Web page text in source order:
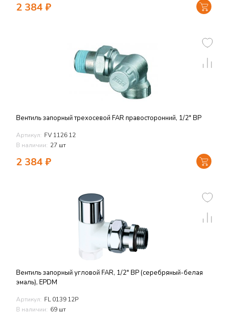
2 384₽
Вентиль запорный трехосевой FAR правосторонний, 1/2" ВР
Артикул: FV 1126 12
В наличии: 27 шт
2 384₽
Вентиль запорный угловой FAR, 1/2" ВР (серебряный-белая
эмаль), EPDM
Артикул: FL 0139 12P
В наличии: 69 шт